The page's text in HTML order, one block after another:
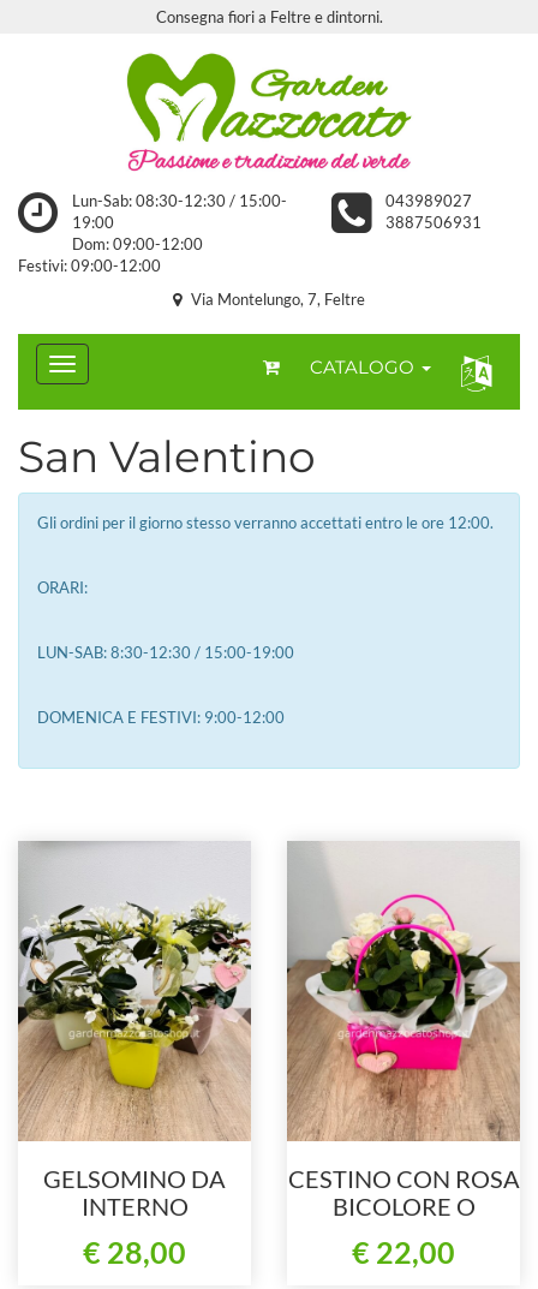
Consegna fiori a Feltre e dintorni.
Lun-Sab: 08:30-12:30 / 15:00-
19:00
Dom: 09:00-12:00
Festivi: 09:00-12:00
043989027
3887506931
Via Montelungo, 7, Feltre
CATALOGO
San Valentino
Gli ordini per il giorno stesso verranno accettati entro le ore 12:00.
ORARI:
LUN-SAB: 8:30-12:30 / 15:00-19:00
DOMENICA E FESTIVI: 9:00-12:00
GELSOMINO DA
INTERNO
€ 28,00
CESTINO CON ROSA
BICOLORE O
GRANDE
€ 22,00